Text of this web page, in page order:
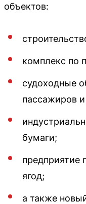
объектов:
комплекс по
судоходные
пассажиров
бумаги;
предприятие
ягод;
а также